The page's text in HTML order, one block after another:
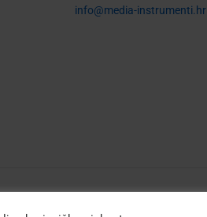
info@media-instrumenti.hr